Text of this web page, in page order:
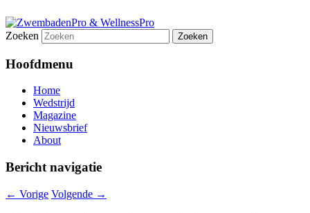
Zoeken
Hoofdmenu
Home
Wedstrijd
Magazine
Nieuwsbrief
About
Bericht navigatie
← Vorige Volgende →